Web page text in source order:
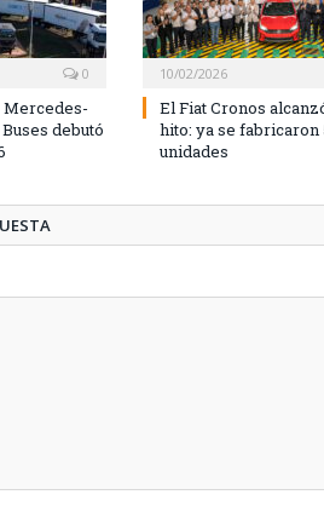
0
debutó
10/02/2026
El Fiat Cronos
hito: ya se
unidades